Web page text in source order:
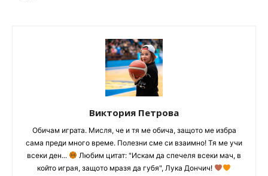
Виктория Петрова
Обичам играта. Мисля, че и тя ме обича, защото ме избра
сама преди много време. Полезни сме си взаимно! Тя ме учи
всеки ден...
Любим цитат: "Искам да спечеля всеки мач, в
който играя, защото мразя да губя", Лука Дончич!